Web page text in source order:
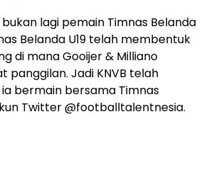
bukan lagi pemain Timnas Belanda
Belanda U19 telah membentuk
di mana Gooijer & Milliano
panggilan. Jadi KNVB telah
bermain bersama Timnas
Twitter @footballtalentnesia.